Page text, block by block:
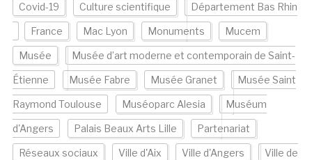
Covid-19 Culture scientifique Département Bas Rhin
France Mac Lyon Monuments Mucem
Musée Musée d’art moderne et contemporain de Saint-
Étienne Musée Fabre Musée Granet Musée Saint
Raymond Toulouse Muséoparc Alesia Muséum
d'Angers Palais Beaux Arts Lille Partenariat
Réseaux sociaux Ville d'Aix Ville d'Angers Ville de